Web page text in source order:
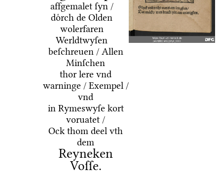
affgemalet ſyn /
doͤrch de Olden
wolerfaren
Werldtwyſen
beſchreuen / Allen
Minſchen
thor lere vnd
warninge / Exempel /
vnd
in Rymeswyſe kort
voruatet /
Ock thom deel vth
dem
Reyneken
Voſſe.